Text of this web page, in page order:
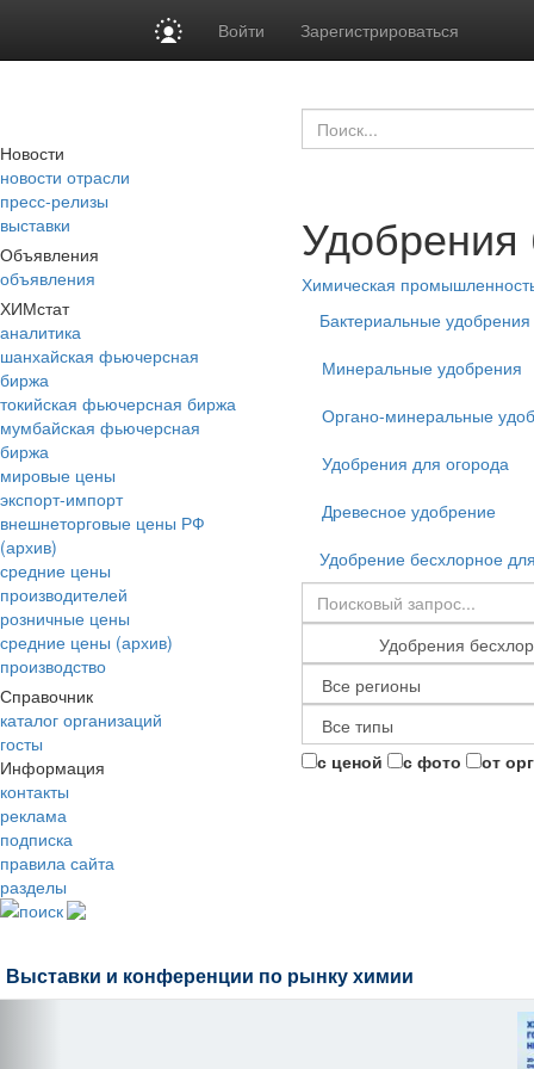
Войти Зарегистрироваться
Новости
новости отрасли
пресс-релизы
выставки
Объявления
объявления
ХИМстат
аналитика
шанхайская фьючерсная
биржа
токийская фьючерсная биржа
мумбайская фьючерсная
биржа
мировые цены
экспорт-импорт
внешнеторговые цены РФ
(архив)
средние цены
производителей
розничные цены
средние цены (архив)
производство
Справочник
каталог организаций
госты
Информация
контакты
реклама
подписка
правила сайта
разделы
поиск
Химическая
Бактериальные удобрения
Минеральные удобрения
Органо-минеральные
Удобрения для огорода
Древесное удобрение
Удобрение бесхлорное
с ценой с фото от
Выставки и конференции по рынку химии